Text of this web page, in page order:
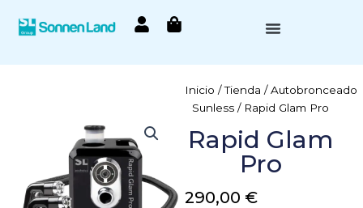
Inicio /Tienda /Autobronceado
Sunless / Rapid Glam Pro
Rapid Glam
Pro
290,00 €